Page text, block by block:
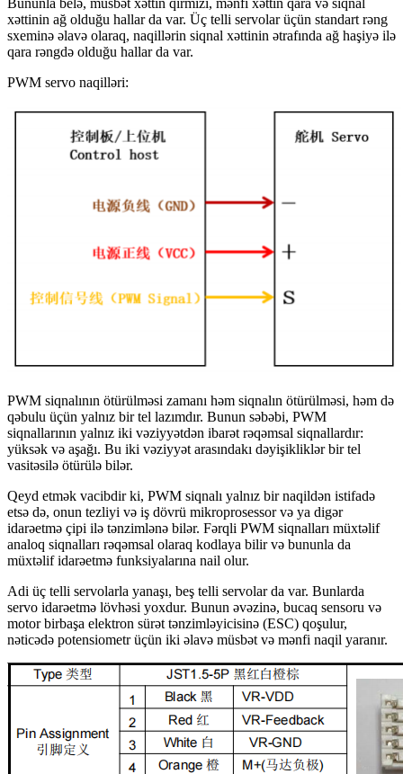
Bununla belə, müsbət xəttin qırmızı, mənfi xəttin qara və siqnal
xəttinin ağ olduğu hallar da var. Üç telli servolar üçün standart rəng
sxeminə əlavə olaraq, naqillərin siqnal xəttinin ətrafında ağ haşiyə ilə
qara rəngdə olduğu hallar da var.
PWM servo naqilləri:
PWM siqnalının ötürülməsi zamanı həm siqnalın ötürülməsi, həm də
qəbulu üçün yalnız bir tel lazımdır. Bunun səbəbi, PWM
siqnallarının yalnız iki vəziyyətdən ibarət rəqəmsal siqnallardır:
yüksək və aşağı. Bu iki vəziyyət arasındakı dəyişikliklər bir tel
vasitəsilə ötürülə bilər.
Qeyd etmək vacibdir ki, PWM siqnalı yalnız bir naqildən istifadə
etsə də, onun tezliyi və iş dövrü mikroprosessor və ya digər
idarəetmə çipi ilə tənzimlənə bilər. Fərqli PWM siqnalları müxtəlif
analoq siqnalları rəqəmsal olaraq kodlaya bilir və bununla da
müxtəlif idarəetmə funksiyalarına nail olur.
Adi üç telli servolarla yanaşı, beş telli servolar da var. Bunlarda
servo idarəetmə lövhəsi yoxdur. Bunun əvəzinə, bucaq sensoru və
motor birbaşa elektron sürət tənzimləyicisinə (ESC) qoşulur,
nəticədə potensiometr üçün iki əlavə müsbət və mənfi naqil yaranır.